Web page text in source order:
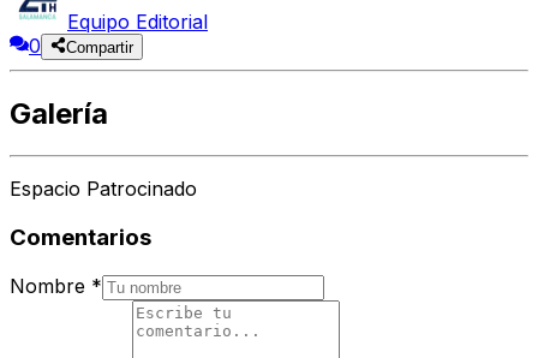
Equipo Editorial
0
Compartir
Galería
Espacio Patrocinado
Comentarios
Nombre *